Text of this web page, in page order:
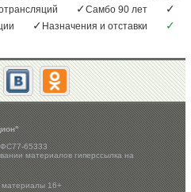
Самбо 90 лет
Назначения и отставки
65333
материалов гиперссылка на
материалы 16+